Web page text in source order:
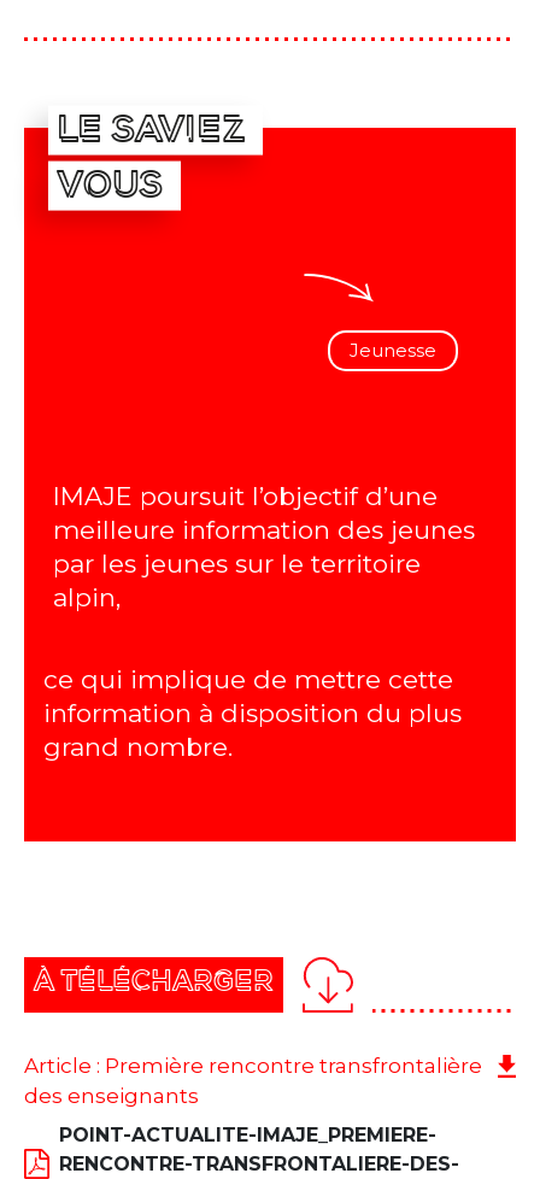
LE SAVIEZ
VOUS
Jeunesse
IMAJE poursuit l’objectif d’une
meilleure information des jeunes
par les jeunes sur le territoire
alpin,
ce qui implique de mettre cette
information à disposition du plus
grand nombre.
À TÉLÉCHARGER
Article : Première rencontre transfrontalière
des enseignants
POINT-ACTUALITE-IMAJE_PREMIERE-
RENCONTRE-TRANSFRONTALIERE-DES-